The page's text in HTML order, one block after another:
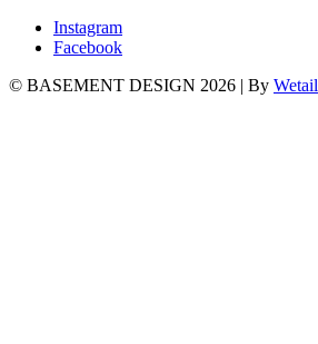
Instagram
Facebook
© BASEMENT DESIGN 2026 | By Wetail